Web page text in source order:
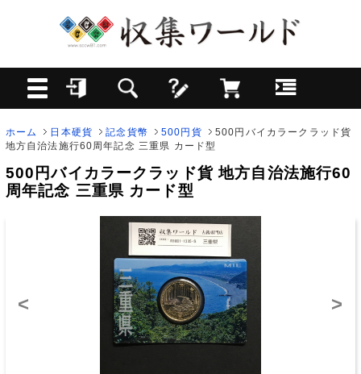
ホーム 日本硬貨 記念貨幣 500円貨
500円バイカラークラッド貨
地方自治法施行60周年記念 三重県 カード型
500円バイカラークラッド貨 地方自治法施行60
周年記念 三重県 カード型
< >